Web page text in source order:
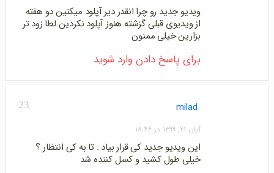
ویدیو جدید رو چرا انقدر دیر آپلود میکنین دو هفته
از ویدیوی قبلی گزشته هنوز آپلود نکردین.لطا زود تر
بزارین خیلی ممنون
برای پاسخ دادن وارد شوید
23 milad
آبان ۲۱, ۱۳۹۹ در ۱۸:۴۶
این ویدیو جدید کی قرار بیاد . تا به کی انتظار ؟
خیلی طول کشید و کسل کننده شد